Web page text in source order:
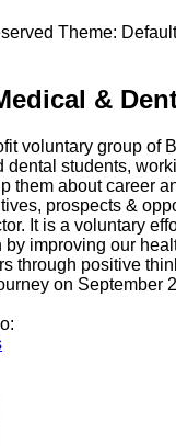
Theme:
&
voluntary group of
dental students,
them about career
prospects &
It is a voluntary
improving our
through positive
on September